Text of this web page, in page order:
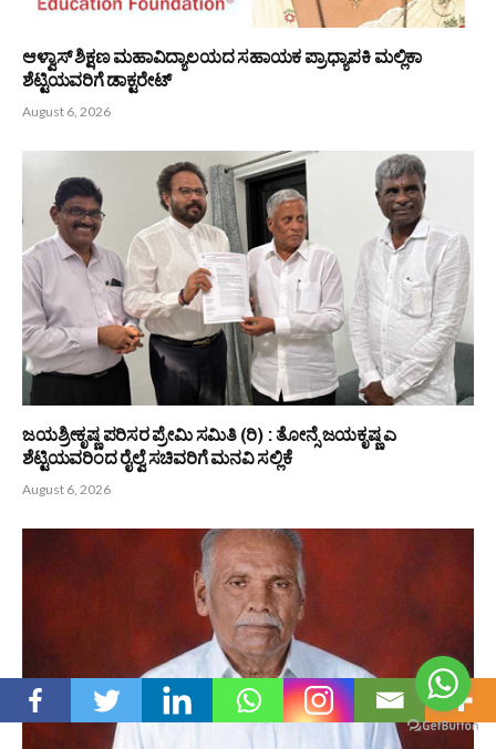
ಆಳ್ವಾಸ್ ಶಿಕ್ಷಣ ಮಹಾವಿದ್ಯಾಲಯದ ಸಹಾಯಕ ಪ್ರಾಧ್ಯಾಪಕಿ ಮಲ್ಲಿಕಾ
ಶೆಟ್ಟಿಯವರಿಗೆ ಡಾಕ್ಟರೇಟ್
August 6, 2026
ಜಯಶ್ರೀಕೃಷ್ಣ ಪರಿಸರ ಪ್ರೇಮಿ ಸಮಿತಿ (ರಿ) : ತೋನ್ಸೆ ಜಯಕೃಷ್ಣ ಎ
ಶೆಟ್ಟಿಯವರಿಂದ ರೈಲ್ವೆ ಸಚಿವರಿಗೆ ಮನವಿ ಸಲ್ಲಿಕೆ
August 6, 2026